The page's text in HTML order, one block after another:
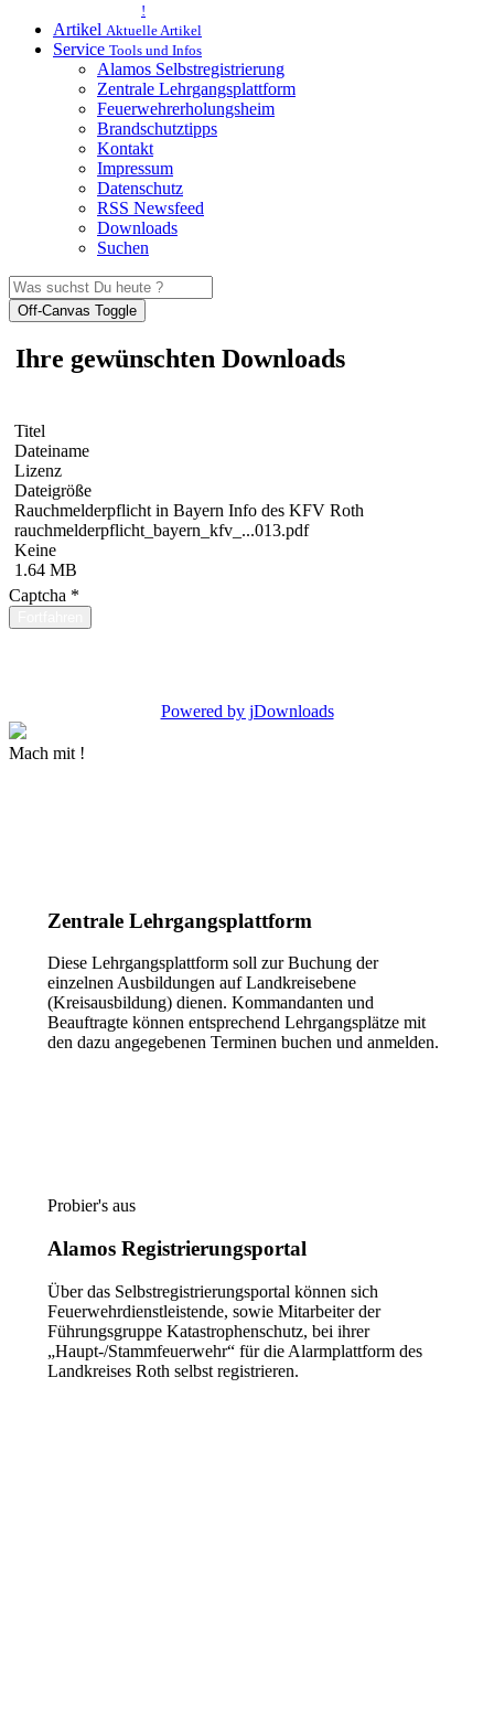
!
Artikel Aktuelle Artikel
Service Tools und Infos
Alamos Selbstregistrierung
Zentrale Lehrgangsplattform
Feuerwehrerholungsheim
Brandschutztipps
Kontakt
Impressum
Datenschutz
RSS Newsfeed
Downloads
Suchen
Off-Canvas Toggle
Ihre gewünschten Downloads
Titel
Dateiname
Lizenz
Dateigröße
Rauchmelderpflicht in Bayern Info des KFV Roth
rauchmelderpflicht_bayern_kfv_...013.pdf
Keine
1.64 MB
Captcha *
Powered by jDownloads
Mach mit !
Zentrale Lehrgangsplattform
Diese Lehrgangsplattform soll zur Buchung der
einzelnen Ausbildungen auf Landkreisebene
(Kreisausbildung) dienen. Kommandanten und
Beauftragte können entsprechend Lehrgangsplätze mit
den dazu angegebenen Terminen buchen und anmelden.
Probier's aus
Alamos Registrierungsportal
Über das Selbstregistrierungsportal können sich
Feuerwehrdienstleistende, sowie Mitarbeiter der
Führungsgruppe Katastrophenschutz, bei ihrer
„Haupt-/Stammfeuerwehr“ für die Alarmplattform des
Landkreises Roth selbst registrieren.